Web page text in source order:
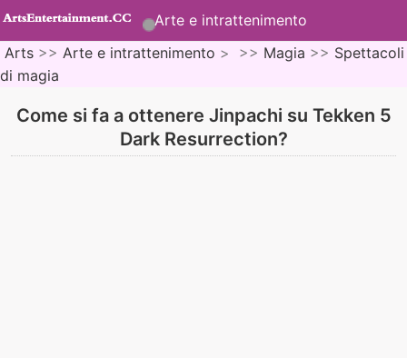
Arte e intrattenimento
Arts >> Arte e intrattenimento > >> Magia >> Spettacoli
di magia
Come si fa a ottenere Jinpachi su Tekken 5
Dark Resurrection?